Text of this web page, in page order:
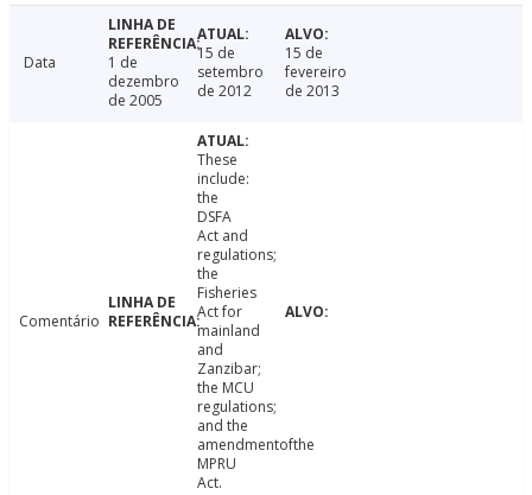
Data
1 de
dezembro
de 2005
15 de
setembro
de 2012
15 de
fevereiro
de 2013
Comentário
These
include:
the
DSFA
Act and
regulations;
the
Fisheries
Act for
mainland
and
Zanzibar;
the MCU
regulations;
and the
amendmentofthe
MPRU
Act.